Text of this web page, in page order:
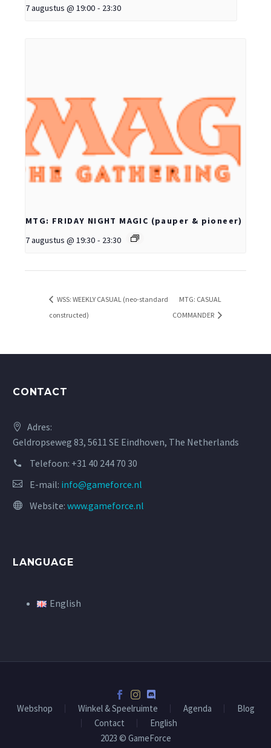
7 augustus @ 19:00 - 23:30
MTG: FRIDAY NIGHT MAGIC (pauper & pioneer)
7 augustus @ 19:30 - 23:30
WSS: WEEKLY CASUAL (neo-standard
constructed)
MTG: CASUAL
COMMANDER
CONTACT
Adres:
Geldropseweg 83, 5611 SE Eindhoven, The Netherlands
Telefoon: +31 40 244 70 30
E-mail: info@gameforce.nl
Website: www.gameforce.nl
LANGUAGE
English
Webshop Winkel & Speelruimte Agenda
Blog
Contact
English
2023 © GameForce